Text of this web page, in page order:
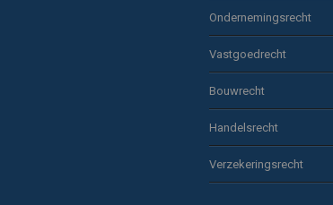
Ondernemingsrecht
Vastgoedrecht
Bouwrecht
Handelsrecht
Verzekeringsrecht